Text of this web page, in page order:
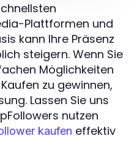
Plattformen und
kann Ihre Präsenz
steigern. Wenn Sie
Möglichkeiten
zu gewinnen,
Lassen Sie uns
nutzen
kaufen effektiv